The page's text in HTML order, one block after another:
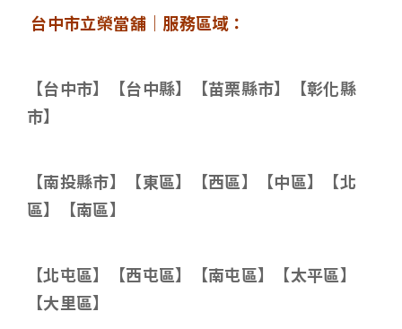
台中市立榮當舖｜服務區域：
【台中市】【台中縣】【苗栗縣市】【彰化縣
市】
【南投縣市】【東區】【西區】【中區】【北
區】【南區】
【北屯區】【西屯區】【南屯區】【太平區】
【大里區】